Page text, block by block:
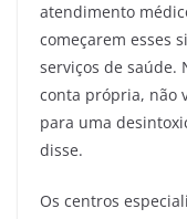
atendimento
começarem esses
serviços de saúde.
conta própria, não
para uma
disse.
Os centros